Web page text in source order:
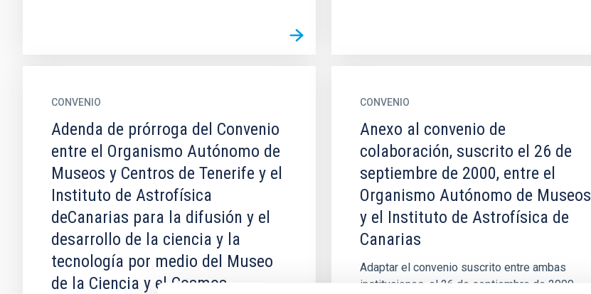
CONVENIO
Adenda de prórroga del Convenio
entre el Organismo Autónomo de
Museos y Centros de Tenerife y el
Instituto de Astrofísica
deCanarias para la difusión y el
desarrollo de la ciencia y la
tecnología por medio del Museo
de la Ciencia y el Cosmos
CONVENIO
Anexo al convenio de
colaboración, suscrito el 26 de
septiembre de 2000, entre el
Organismo Autónomo de Museos
y el Instituto de Astrofísica de
Canarias
Adaptar el convenio suscrito entre ambas
instituciones, el 26 de septiembre de 2000,